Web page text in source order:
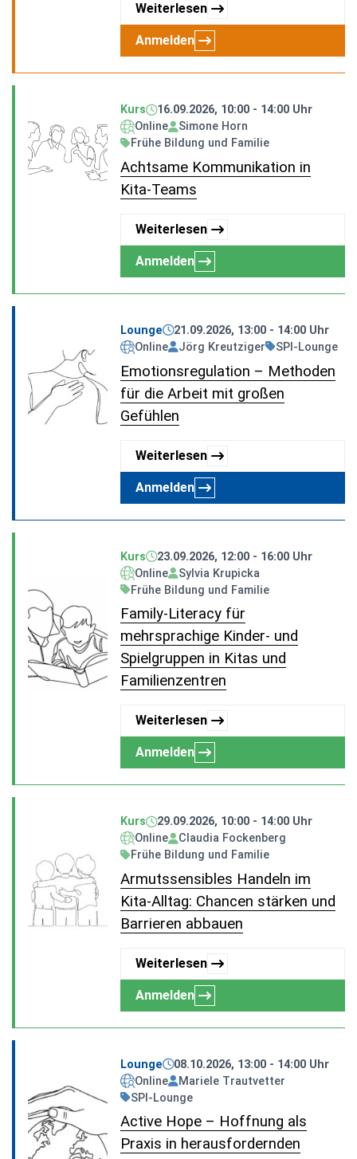
Weiterlesen
Anmelden
Kurs
16.09.2026, 10:00 - 14:00 Uhr
Online
Simone Horn
Frühe Bildung und Familie
Achtsame Kommunikation in
Kita-Teams
Weiterlesen
Anmelden
Lounge
21.09.2026, 13:00 - 14:00 Uhr
Online
Jörg Kreutziger SPI-Lounge
Emotionsregulation – Methoden
für die Arbeit mit großen
Gefühlen
Weiterlesen
Anmelden
Kurs
23.09.2026, 12:00 - 16:00 Uhr
Online
Sylvia Krupicka
Frühe Bildung und Familie
Family-Literacy für
mehrsprachige Kinder- und
Spielgruppen in Kitas und
Familienzentren
Weiterlesen
Anmelden
Kurs
29.09.2026, 10:00 - 14:00 Uhr
Online
Claudia Fockenberg
Frühe Bildung und Familie
Armutssensibles Handeln im
Kita-Alltag: Chancen stärken und
Barrieren abbauen
Weiterlesen
Anmelden
Lounge
08.10.2026, 13:00 - 14:00 Uhr
Online
Mariele Trautvetter
SPI-Lounge
Active Hope – Hoffnung als
Praxis in herausfordernden